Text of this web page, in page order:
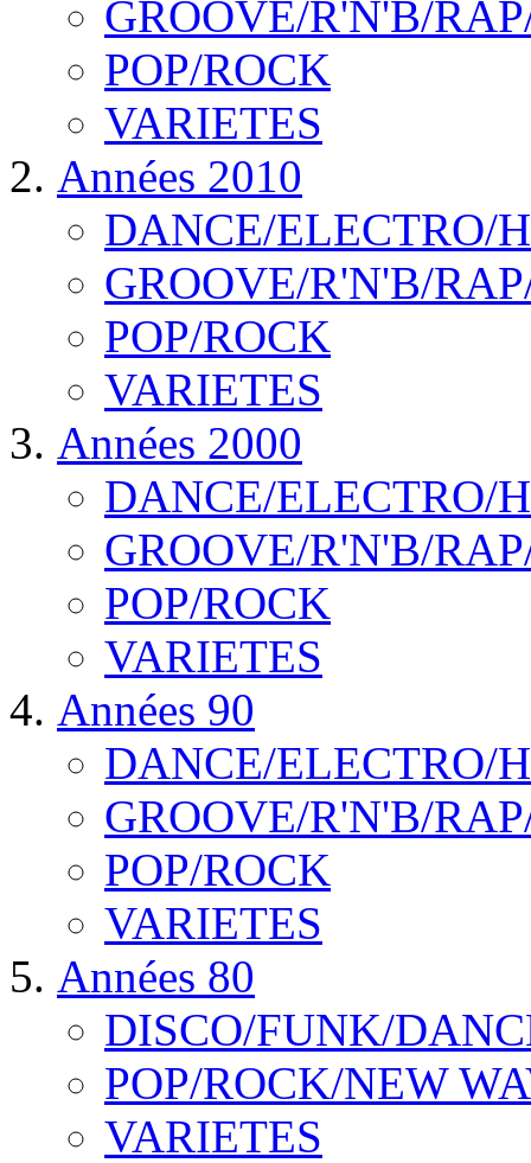
GROOVE/R'N'B/
POP/ROCK
VARIETES
Années 2010
DANCE/ELECTRO/
GROOVE/R'N'B/
POP/ROCK
VARIETES
Années 2000
DANCE/ELECTRO/
GROOVE/R'N'B/
POP/ROCK
VARIETES
Années 90
DANCE/ELECTRO/
GROOVE/R'N'B/
POP/ROCK
VARIETES
Années 80
DISCO/FUNK/
POP/ROCK/NEW
VARIETES